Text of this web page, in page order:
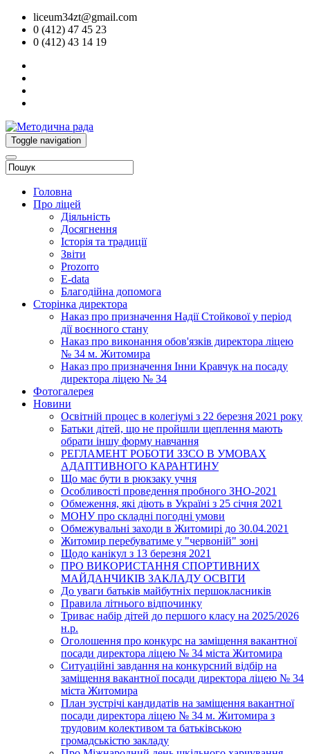
liceum34zt@gmail.com
0 (412) 47 45 23
0 (412) 43 14 19
Toggle navigation
Головна
Про ліцей
Діяльність
Досягнення
Історія та традиції
Звіти
Prozorro
E-data
Благодійна допомога
Сторінка директора
Наказ про призначення Надії Стойкової у період
дії воєнного стану
Наказ про виконання обов'язків директора ліцею
№ 34 м. Житомира
Наказ про призначення Інни Кравчук на посаду
директора ліцею № 34
Фотогалерея
Новини
Освітній процес в колегіумі з 22 березня 2021 року
Батьки дітей, що не пройшли щеплення мають
обрати іншу форму навчання
РЕГЛАМЕНТ РОБОТИ ЗЗСО В УМОВАХ
АДАПТИВНОГО КАРАНТИНУ
Що має бути в рюкзаку учня
Особливості проведення пробного ЗНО-2021
Обмеження, які діють в Україні з 25 січня 2021
МОНУ про складні погодні умови
Обмежувальні заходи в Житомирі до 30.04.2021
Житомир перебуватиме у "червоній" зоні
Щодо канікул з 13 березня 2021
ПРО ВИКОРИСТАННЯ СПОРТИВНИХ
МАЙДАНЧИКІВ ЗАКЛАДУ ОСВІТИ
До уваги батьків майбутніх першокласників
Правила літнього відпочинку
Триває набір дітей до першого класу на 2025/2026
н.р.
Оголошення про конкурс на заміщення вакантної
посади директора ліцею № 34 міста Житомира
Ситуаційні завдання на конкурсний відбір на
заміщення вакантної посади директора ліцею № 34
міста Житомира
План зустрічі кандидатів на заміщення вакантної
посади директора ліцею № 34 м. Житомира з
трудовим колективом та батьківською
громадськістю закладу